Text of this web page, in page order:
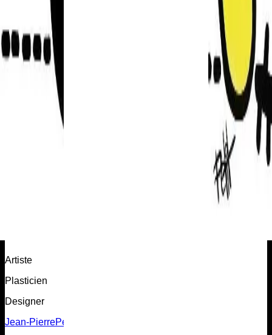
Artiste
Plasticien
Designer
Jean-PierrePetit